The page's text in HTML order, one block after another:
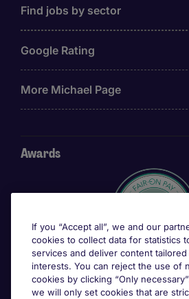
Find jobs by sector
Google Rating
More Michael Page
Awards
If you “Accept all”, we and our
cookies to collect data for statistics
services and deliver content
interests. You can reject the use of
cookies by clicking “Only
we will only set cookies that are